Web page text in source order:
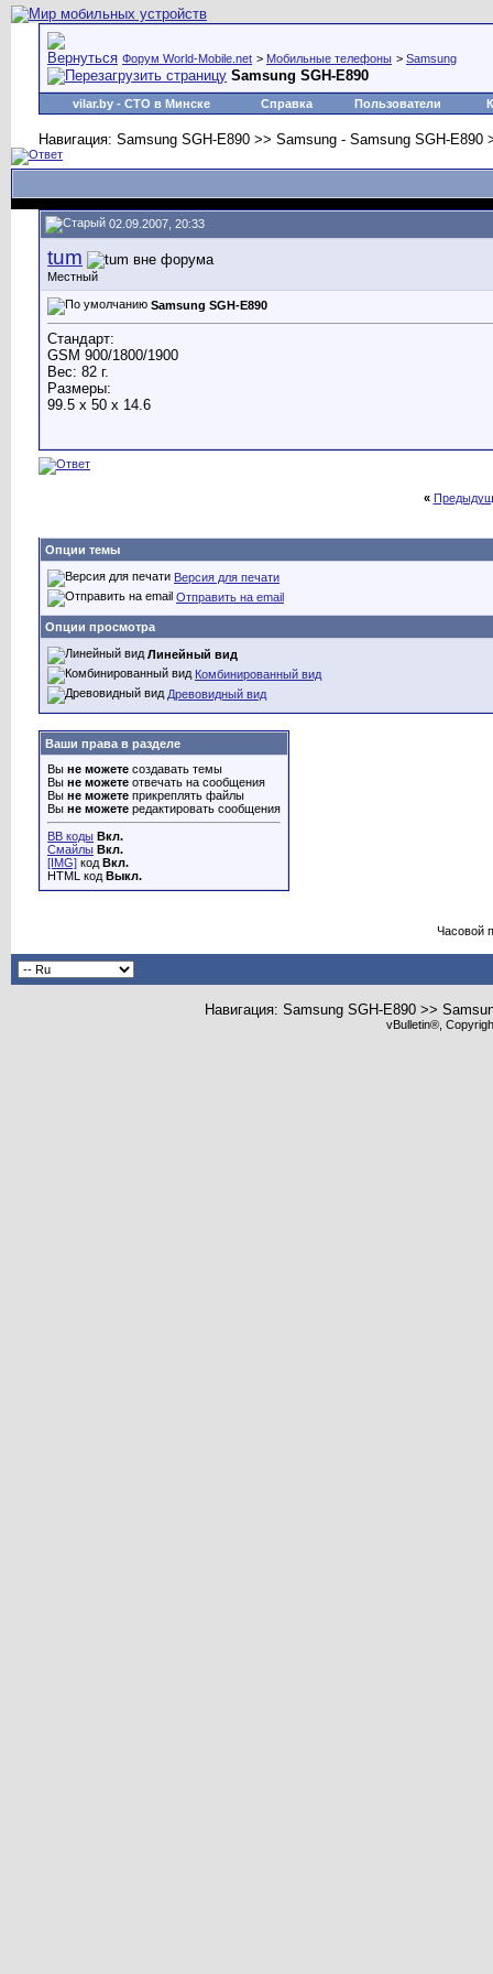
Форум World-Mobile.net > Мобильные телефоны > Samsung
Samsung SGH-E890
vilar.by - СТО в Минске Справка Пользователи
Навигация: Samsung SGH-E890 >> Samsung - Samsung SGH-E890
02.09.2007, 20:33
tum
Местный
Samsung SGH-E890
Стандарт:
GSM 900/1800/1900
Вес: 82 г.
Размеры:
99.5 x 50 x 14.6
«
Опции темы
Версия для печати
Отправить на email
Опции просмотра
Линейный вид
Комбинированный вид
Древовидный вид
Ваши права в разделе
Вы не можете создавать темы
Вы не можете отвечать на сообщения
Вы не можете прикреплять файлы
Вы не можете редактировать сообщения
BB коды Вкл.
Смайлы Вкл.
[IMG] код Вкл.
HTML код Выкл.
Часовой
Навигация: Samsung SGH-E890 >>
vBulletin®,